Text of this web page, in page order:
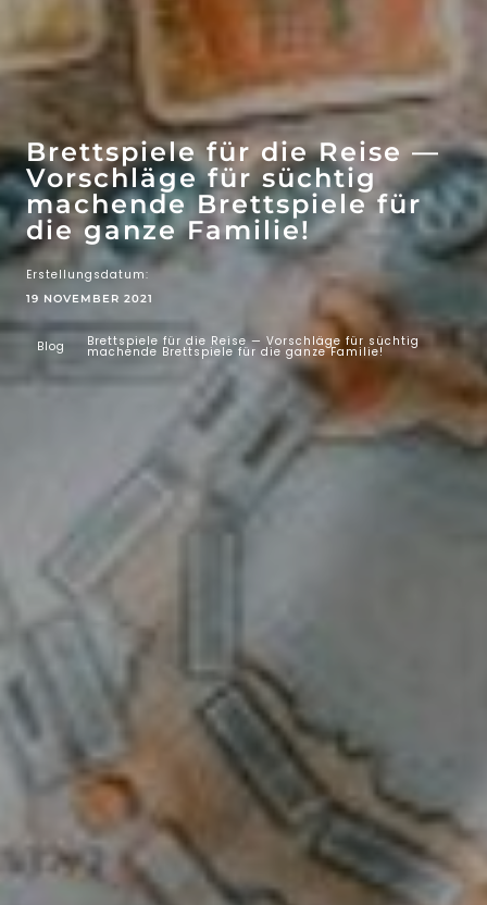
WOW-EFFEKT ATTRAKTIONEN
Brettspiele für die Reise —
Vorschläge für süchtig
machende Brettspiele für
die ganze Familie!
19 NOVEMBER 2021
Erstellungsdatum:
Blog Brettspiele für die Reise — Vorschläge für süchtig
machende Brettspiele für die ganze Familie!